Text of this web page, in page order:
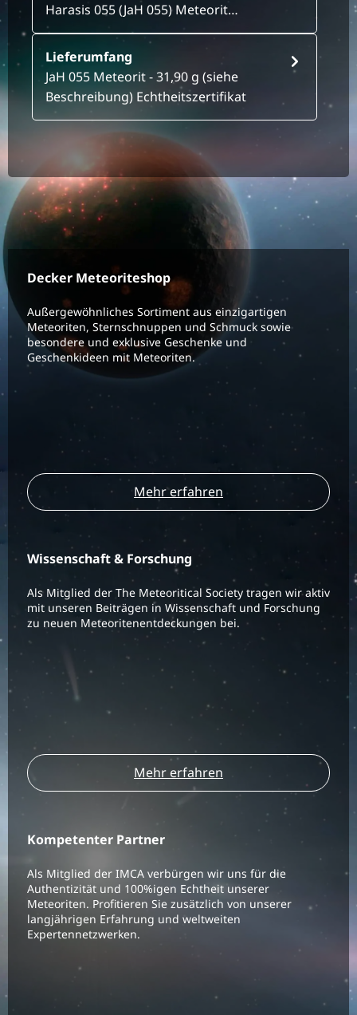
Harasis 055 (JaH 055) Meteorit…
Lieferumfang
JaH 055 Meteorit - 31,90 g (siehe
Beschreibung) Echtheitszertifikat
Decker Meteoriteshop
Außergewöhnliches Sortiment aus einzigartigen
Meteoriten, Sternschnuppen und Schmuck sowie
besondere und exklusive Geschenke und
Geschenkideen mit Meteoriten.
Mehr erfahren
Wissenschaft & Forschung
Als Mitglied der The Meteoritical Society tragen wir aktiv
mit unseren Beiträgen in Wissenschaft und Forschung
zu neuen Meteoritenentdeckungen bei.
Mehr erfahren
Kompetenter Partner
Als Mitglied der IMCA verbürgen wir uns für die
Authentizität und 100%igen Echtheit unserer
Meteoriten. Profitieren Sie zusätzlich von unserer
langjährigen Erfahrung und weltweiten
Expertennetzwerken.